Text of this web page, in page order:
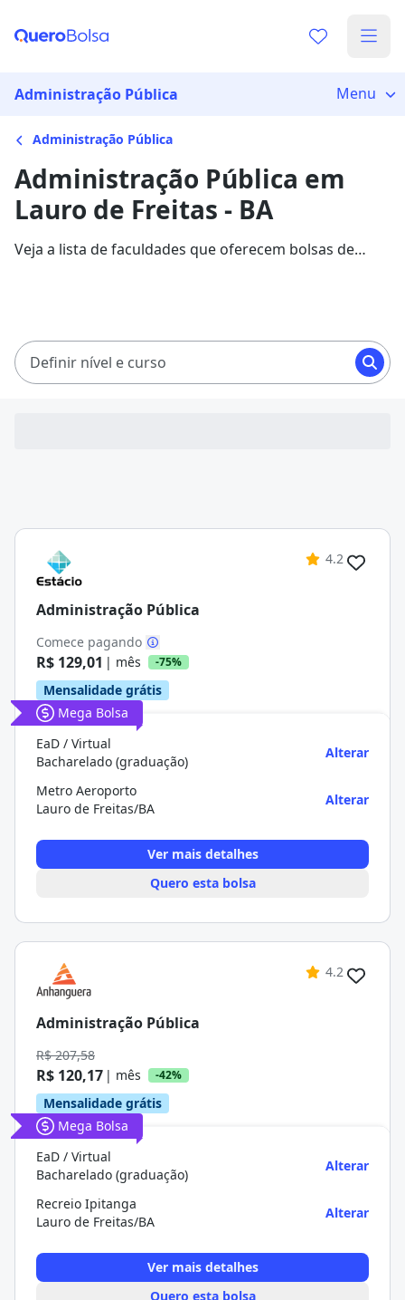
Administração Pública Menu
Administração Pública
Administração Pública em
Lauro de Freitas - BA
Veja a lista de faculdades que oferecem bolsas de
Definir nível e curso
4.2
Administração Pública
Comece pagando
R$ 129,01 | mês -75%
Mensalidade grátis
Mega Bolsa
EaD / Virtual
Bacharelado (graduação)
Alterar
Metro Aeroporto
Lauro de Freitas/BA
Alterar
Ver mais detalhes
Quero esta bolsa
4.2
Administração Pública
R$ 207,58
R$ 120,17 | mês -42%
Mensalidade grátis
Mega Bolsa
EaD / Virtual
Bacharelado (graduação)
Alterar
Recreio Ipitanga
Lauro de Freitas/BA
Alterar
Ver mais detalhes
Quero esta bolsa